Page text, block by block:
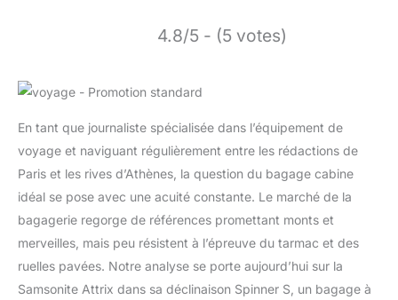
4.8/5 - (5 votes)
En tant que journaliste spécialisée dans l’équipement de
voyage et naviguant régulièrement entre les rédactions de
Paris et les rives d’Athènes, la question du bagage cabine
idéal se pose avec une acuité constante. Le marché de la
bagagerie regorge de références promettant monts et
merveilles, mais peu résistent à l’épreuve du tarmac et des
ruelles pavées. Notre analyse se porte aujourd’hui sur la
Samsonite Attrix dans sa déclinaison Spinner S, un bagage à